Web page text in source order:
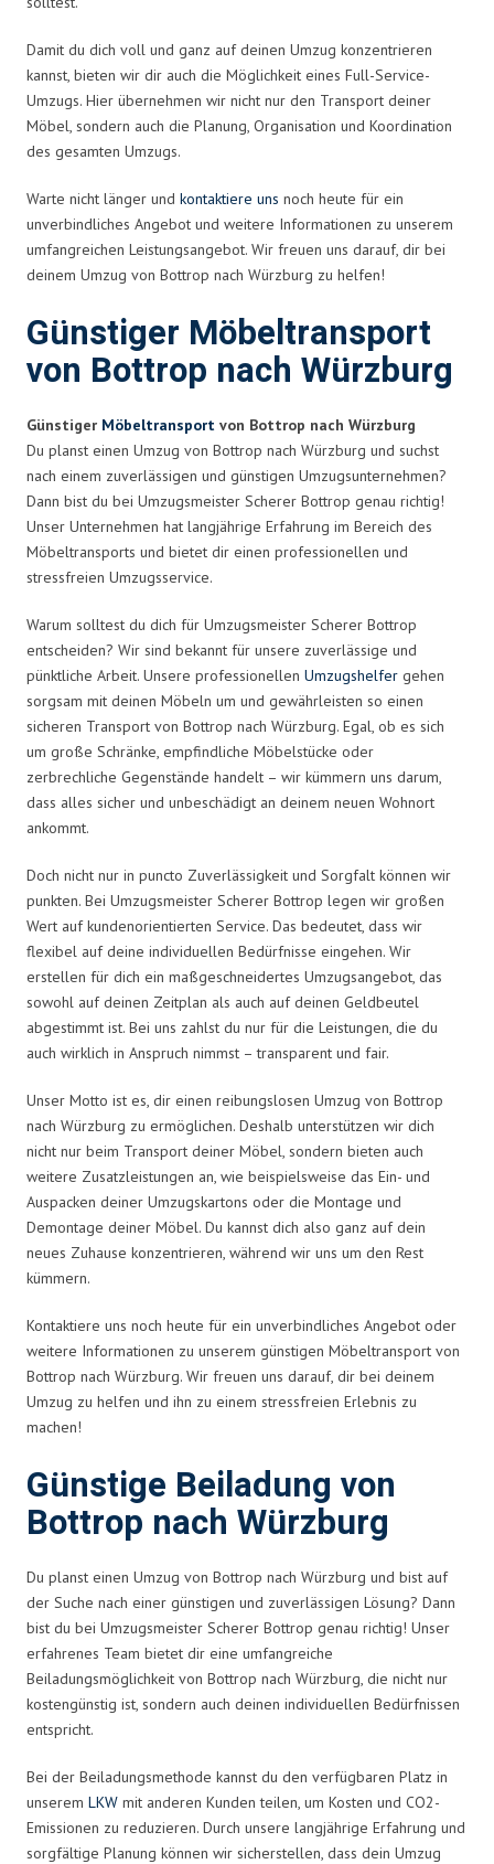
Damit du dich voll und ganz auf deinen Umzug konzentrieren
kannst, bieten wir dir auch die Möglichkeit eines Full-Service-
Umzugs. Hier übernehmen wir nicht nur den Transport deiner
Möbel, sondern auch die Planung, Organisation und Koordination
des gesamten Umzugs.
Warte nicht länger und kontaktiere uns noch heute für ein
unverbindliches Angebot und weitere Informationen zu unserem
umfangreichen Leistungsangebot. Wir freuen uns darauf, dir bei
deinem Umzug von Bottrop nach Würzburg zu helfen!
Günstiger Möbeltransport
von Bottrop nach Würzburg
Günstiger Möbeltransport von Bottrop nach Würzburg
Du planst einen Umzug von Bottrop nach Würzburg und suchst
nach einem zuverlässigen und günstigen Umzugsunternehmen?
Dann bist du bei Umzugsmeister Scherer Bottrop genau richtig!
Unser Unternehmen hat langjährige Erfahrung im Bereich des
Möbeltransports und bietet dir einen professionellen und
stressfreien Umzugsservice.
Warum solltest du dich für Umzugsmeister Scherer Bottrop
entscheiden? Wir sind bekannt für unsere zuverlässige und
pünktliche Arbeit. Unsere professionellen Umzugshelfer gehen
sorgsam mit deinen Möbeln um und gewährleisten so einen
sicheren Transport von Bottrop nach Würzburg. Egal, ob es sich
um große Schränke, empfindliche Möbelstücke oder
zerbrechliche Gegenstände handelt – wir kümmern uns darum,
dass alles sicher und unbeschädigt an deinem neuen Wohnort
ankommt.
Doch nicht nur in puncto Zuverlässigkeit und Sorgfalt können wir
punkten. Bei Umzugsmeister Scherer Bottrop legen wir großen
Wert auf kundenorientierten Service. Das bedeutet, dass wir
flexibel auf deine individuellen Bedürfnisse eingehen. Wir
erstellen für dich ein maßgeschneidertes Umzugsangebot, das
sowohl auf deinen Zeitplan als auch auf deinen Geldbeutel
abgestimmt ist. Bei uns zahlst du nur für die Leistungen, die du
auch wirklich in Anspruch nimmst – transparent und fair.
Unser Motto ist es, dir einen reibungslosen Umzug von Bottrop
nach Würzburg zu ermöglichen. Deshalb unterstützen wir dich
nicht nur beim Transport deiner Möbel, sondern bieten auch
weitere Zusatzleistungen an, wie beispielsweise das Ein- und
Auspacken deiner Umzugskartons oder die Montage und
Demontage deiner Möbel. Du kannst dich also ganz auf dein
neues Zuhause konzentrieren, während wir uns um den Rest
kümmern.
Kontaktiere uns noch heute für ein unverbindliches Angebot oder
weitere Informationen zu unserem günstigen Möbeltransport von
Bottrop nach Würzburg. Wir freuen uns darauf, dir bei deinem
Umzug zu helfen und ihn zu einem stressfreien Erlebnis zu
machen!
Günstige Beiladung von
Bottrop nach Würzburg
Du planst einen Umzug von Bottrop nach Würzburg und bist auf
der Suche nach einer günstigen und zuverlässigen Lösung? Dann
bist du bei Umzugsmeister Scherer Bottrop genau richtig! Unser
erfahrenes Team bietet dir eine umfangreiche
Beiladungsmöglichkeit von Bottrop nach Würzburg, die nicht nur
kostengünstig ist, sondern auch deinen individuellen Bedürfnissen
entspricht.
Bei der Beiladungsmethode kannst du den verfügbaren Platz in
unserem LKW mit anderen Kunden teilen, um Kosten und CO2-
Emissionen zu reduzieren. Durch unsere langjährige Erfahrung und
sorgfältige Planung können wir sicherstellen, dass dein Umzug